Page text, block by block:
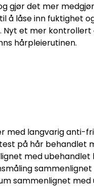
gjør det mer
låse inn fuktighet
et mer
hårpleierutinen.
med langvarig
på hår behandlet
med
sammenlignet